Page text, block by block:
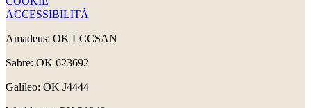
ACCESSIBILITÀ
Amadeus: OK LCCSAN
Sabre: OK 623692
Galileo: OK J4444